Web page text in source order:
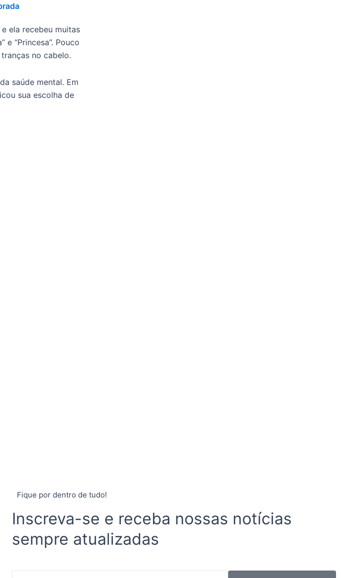
ela recebeu muitas
e “Princesa”. Pouco
no cabelo.
saúde mental. Em
sua escolha de
Fique por dentro de tudo!
Inscreva-se e receba nossas notícias
sempre atualizadas